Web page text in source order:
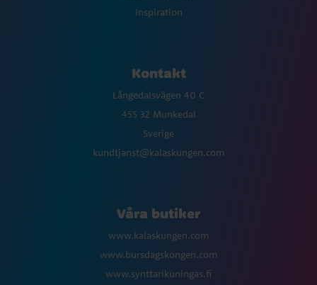
Inspiration
Kontakt
Långedalsvägen 40 C
455 32 Munkedal
Sverige
kundtjanst@kalaskungen.com
Våra butiker
www.kalaskungen.com
www.bursdagskongen.com
www.synttarikuningas.fi